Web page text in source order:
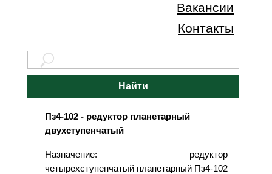
Контакты
Вакансии
Найти
Пз4-102 - редуктор планетарный
двухступенчатый
Назначение: редуктор
четырехступенчатый планетарный Пз4-102